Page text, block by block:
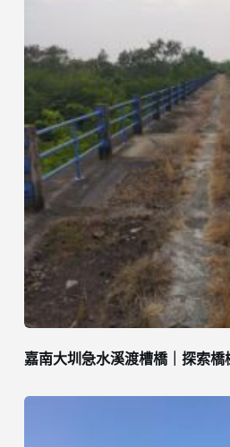
嘉南大圳急水溪渡槽橋｜探索